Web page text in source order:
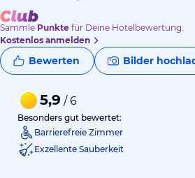
Sammle Punkte für Deine Hotelbewertung.
Kostenlos anmelden
Bewerten Bilder
5,9 / 6
Besonders gut bewertet:
Barrierefreie Zimmer
Exzellente Sauberkeit